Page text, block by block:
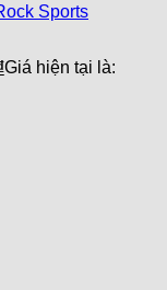
Sports
Giá hiện tại là: